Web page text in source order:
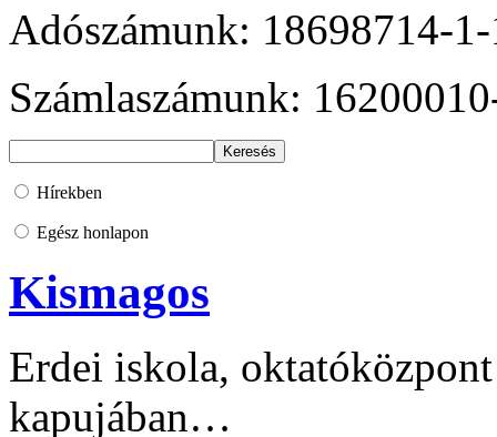
Adószámunk: 18698714-
Számlaszámunk:
Hírekben
Egész honlapon
Kismagos
Erdei iskola,
kapujában…